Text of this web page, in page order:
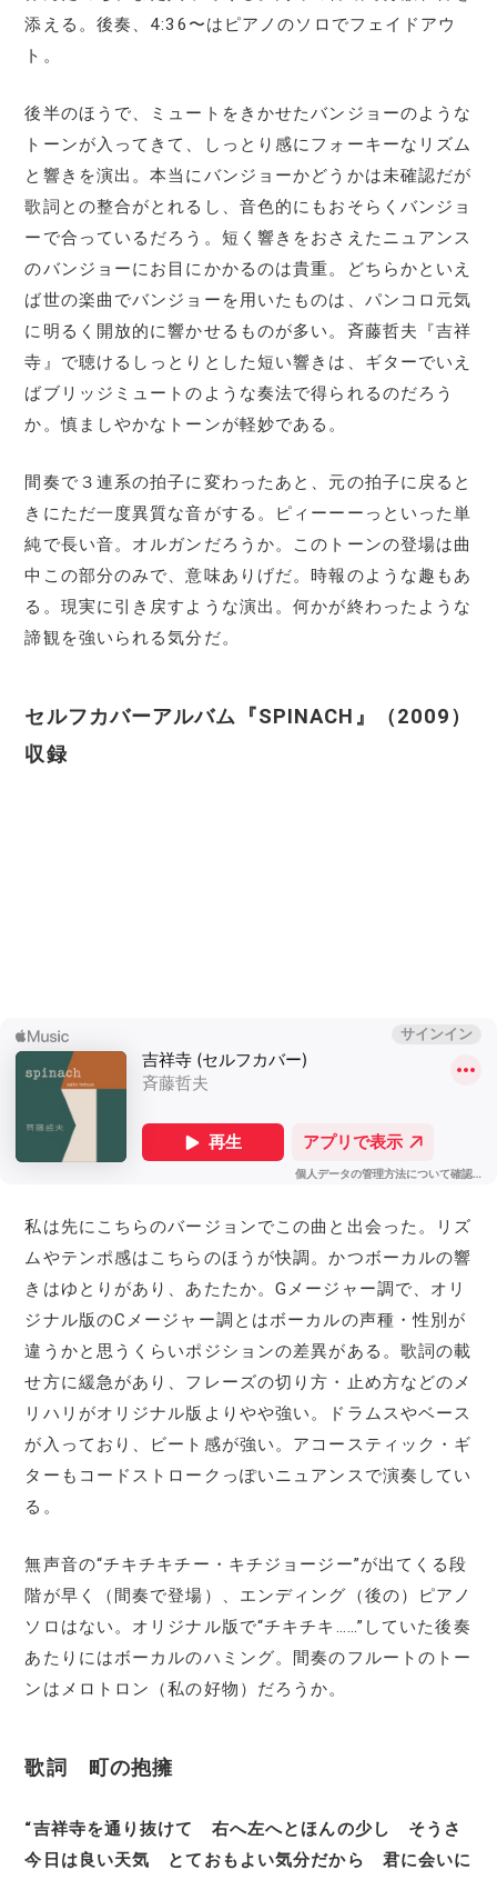
添える。後奏、4:36〜はピアノのソロでフェイドアウ
ト。
後半のほうで、ミュートをきかせたバンジョーのような
トーンが入ってきて、しっとり感にフォーキーなリズム
と響きを演出。本当にバンジョーかどうかは未確認だが
歌詞との整合がとれるし、音色的にもおそらくバンジョ
ーで合っているだろう。短く響きをおさえたニュアンス
のバンジョーにお目にかかるのは貴重。どちらかといえ
ば世の楽曲でバンジョーを用いたものは、パンコロ元気
に明るく開放的に響かせるものが多い。斉藤哲夫『吉祥
寺』で聴けるしっとりとした短い響きは、ギターでいえ
ばブリッジミュートのような奏法で得られるのだろう
か。慎ましやかなトーンが軽妙である。
間奏で３連系の拍子に変わったあと、元の拍子に戻ると
きにただ一度異質な音がする。ピィーーーっといった単
純で長い音。オルガンだろうか。このトーンの登場は曲
中この部分のみで、意味ありげだ。時報のような趣もあ
る。現実に引き戻すような演出。何かが終わったような
諦観を強いられる気分だ。
セルフカバーアルバム『SPINACH』（2009）
収録
私は先にこちらのバージョンでこの曲と出会った。リズ
ムやテンポ感はこちらのほうが快調。かつボーカルの響
きはゆとりがあり、あたたか。Gメージャー調で、オリ
ジナル版のCメージャー調とはボーカルの声種・性別が
違うかと思うくらいポジションの差異がある。歌詞の載
せ方に緩急があり、フレーズの切り方・止め方などのメ
リハリがオリジナル版よりやや強い。ドラムスやベース
が入っており、ビート感が強い。アコースティック・ギ
ターもコードストロークっぽいニュアンスで演奏してい
る。
無声音の“チキチキチー・キチジョージー”が出てくる段
階が早く（間奏で登場）、エンディング（後の）ピアノ
ソロはない。オリジナル版で“チキチキ……”していた後奏
あたりにはボーカルのハミング。間奏のフルートのトー
ンはメロトロン（私の好物）だろうか。
歌詞 町の抱擁
“吉祥寺を通り抜けて 右へ左へとほんの少し そうさ
今日は良い天気 とておもよい気分だから 君に会いに